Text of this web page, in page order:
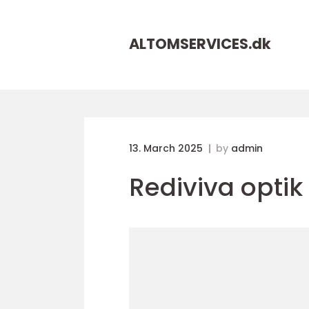
ALTOMSERVICES.dk
13. March 2025 by admin
Rediviva optik